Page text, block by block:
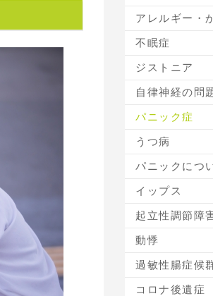
アレルギー・
不眠症
ジストニア
自律神経の問
パニック症
うつ病
パニックにつ
イップス
起立性調節障
動悸
過敏性腸症候
コロナ後遺症